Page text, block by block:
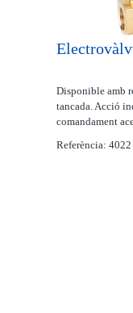
Disponible amb
tancada. Acció
comandament
Referència: 4022